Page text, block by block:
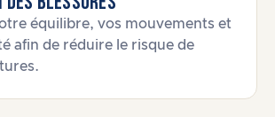
équilibre, vos mouvements et
afin de réduire le risque de